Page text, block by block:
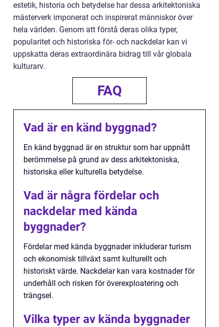
estetik, historia och betydelse har dessa arkitektoniska
mästerverk imponerat och inspirerat människor över
hela världen. Genom att förstå deras olika typer,
popularitet och historiska för- och nackdelar kan vi
uppskatta deras extraordinära bidrag till vår globala
kulturarv.
FAQ
Vad är en känd byggnad?
En känd byggnad är en struktur som har uppnått
berömmelse på grund av dess arkitektoniska,
historiska eller kulturella betydelse.
Vad är några fördelar och
nackdelar med kända
byggnader?
Fördelar med kända byggnader inkluderar turism
och ekonomisk tillväxt samt kulturellt och
historiskt värde. Nackdelar kan vara kostnader för
underhåll och risken för överexploatering och
trängsel.
Vilka typer av kända byggnader